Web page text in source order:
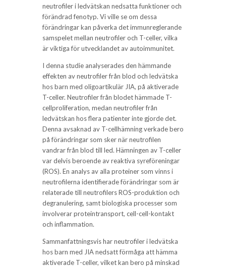
neutrofiler i ledvätskan nedsatta funktioner och
förändrad fenotyp. Vi ville se om dessa
förändringar kan påverka det immunreglerande
samspelet mellan neutrofiler och T-celler, vilka
är viktiga för utvecklandet av autoimmunitet.
I denna studie analyserades den hämmande
effekten av neutrofiler från blod och ledvätska
hos barn med oligoartikulär JIA, på aktiverade
T-celler. Neutrofiler från blodet hämmade T-
cellproliferation, medan neutrofiler från
ledvätskan hos flera patienter inte gjorde det.
Denna avsaknad av T-cellhämning verkade bero
på förändringar som sker när neutrofilen
vandrar från blod till led. Hämningen av T-celler
var delvis beroende av reaktiva syreföreningar
(ROS). En analys av alla proteiner som vinns i
neutrofilerna identifierade förändringar som är
relaterade till neutrofilers ROS-produktion och
degranulering, samt biologiska processer som
involverar proteintransport, cell-cell-kontakt
och inflammation.
Sammanfattningsvis har neutrofiler i ledvätska
hos barn med JIA nedsatt förmåga att hämma
aktiverade T-celler, vilket kan bero på minskad